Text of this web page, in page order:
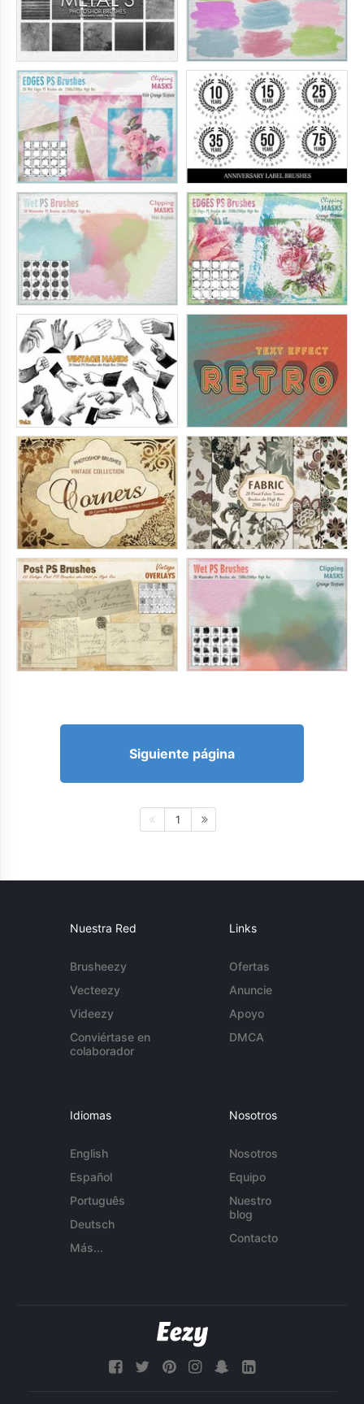
Siguiente página
1
Nuestra Red
Brusheezy
Vecteezy
Videezy
Conviértase en
colaborador
Links
Ofertas
Anuncie
Apoyo
DMCA
Idiomas
English
Español
Português
Deutsch
Más...
Nosotros
Nosotros
Equipo
Nuestro
blog
Contacto